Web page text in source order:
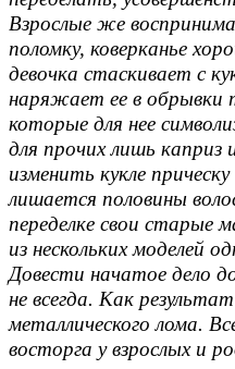
Взрослые же
поломку, коверканье
девочка стаскивает с
наряжает ее в обрывки
которые для нее
для прочих лишь каприз
изменить кукле
лишается половины
переделке свои старые
из нескольких моделей
Довести начатое дело
не всегда. Как
металлического лома.
восторга у взрослых и